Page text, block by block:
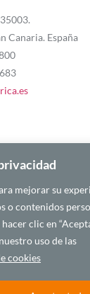
mejorar su
o contenidos
clic en
uso de las
cookies
Canaria. España